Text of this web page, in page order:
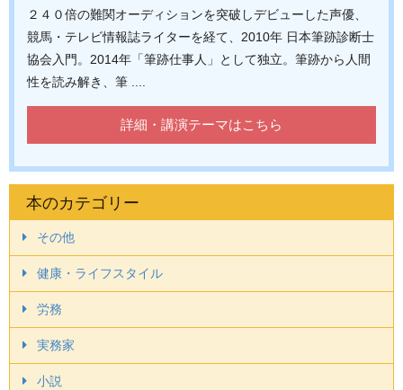
２４０倍の難関オーディションを突破しデビューした声優、
競馬・テレビ情報誌ライターを経て、2010年 日本筆跡診断士
協会入門。2014年「筆跡仕事人」として独立。筆跡から人間
性を読み解き、筆 ....
詳細・講演テーマはこちら
本のカテゴリー
その他
健康・ライフスタイル
労務
実務家
小説